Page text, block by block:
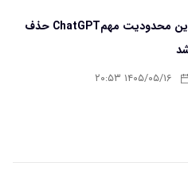
این محدودیت مهمChatGPT حذف